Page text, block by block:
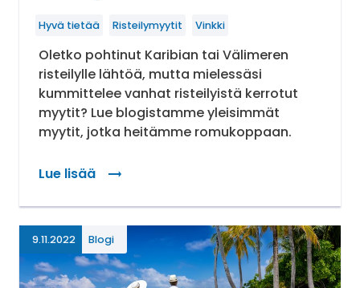
Hyvä tietää Risteilymyytit Vinkki
Oletko pohtinut Karibian tai Välimeren
risteilylle lähtöä, mutta mielessäsi
kummittelee vanhat risteilyistä kerrotut
myytit? Lue blogistamme yleisimmät
myytit, jotka heitämme romukoppaan.
Lue lisää
: Viisi risteilymyyttiä – tiesitkö nämä asiat
9.11.2022 Blogi